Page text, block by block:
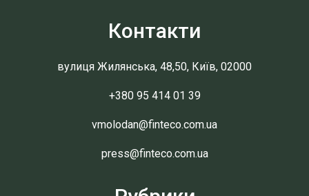
Контакти
вулиця Жилянська, 48,50, Київ, 02000
+380 95 414 01 39
vmolodan@finteco.com.ua
press@finteco.com.ua